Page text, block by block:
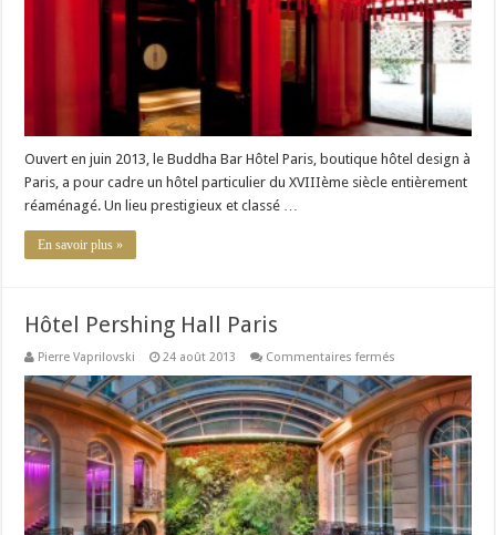
Ouvert en juin 2013, le Buddha Bar Hôtel Paris, boutique hôtel design à
Paris, a pour cadre un hôtel particulier du XVIIIème siècle entièrement
réaménagé. Un lieu prestigieux et classé …
En savoir plus »
Hôtel Pershing Hall Paris
Pierre Vaprilovski 24 août 2013 Commentaires fermés
Pershing
Hall
Paris